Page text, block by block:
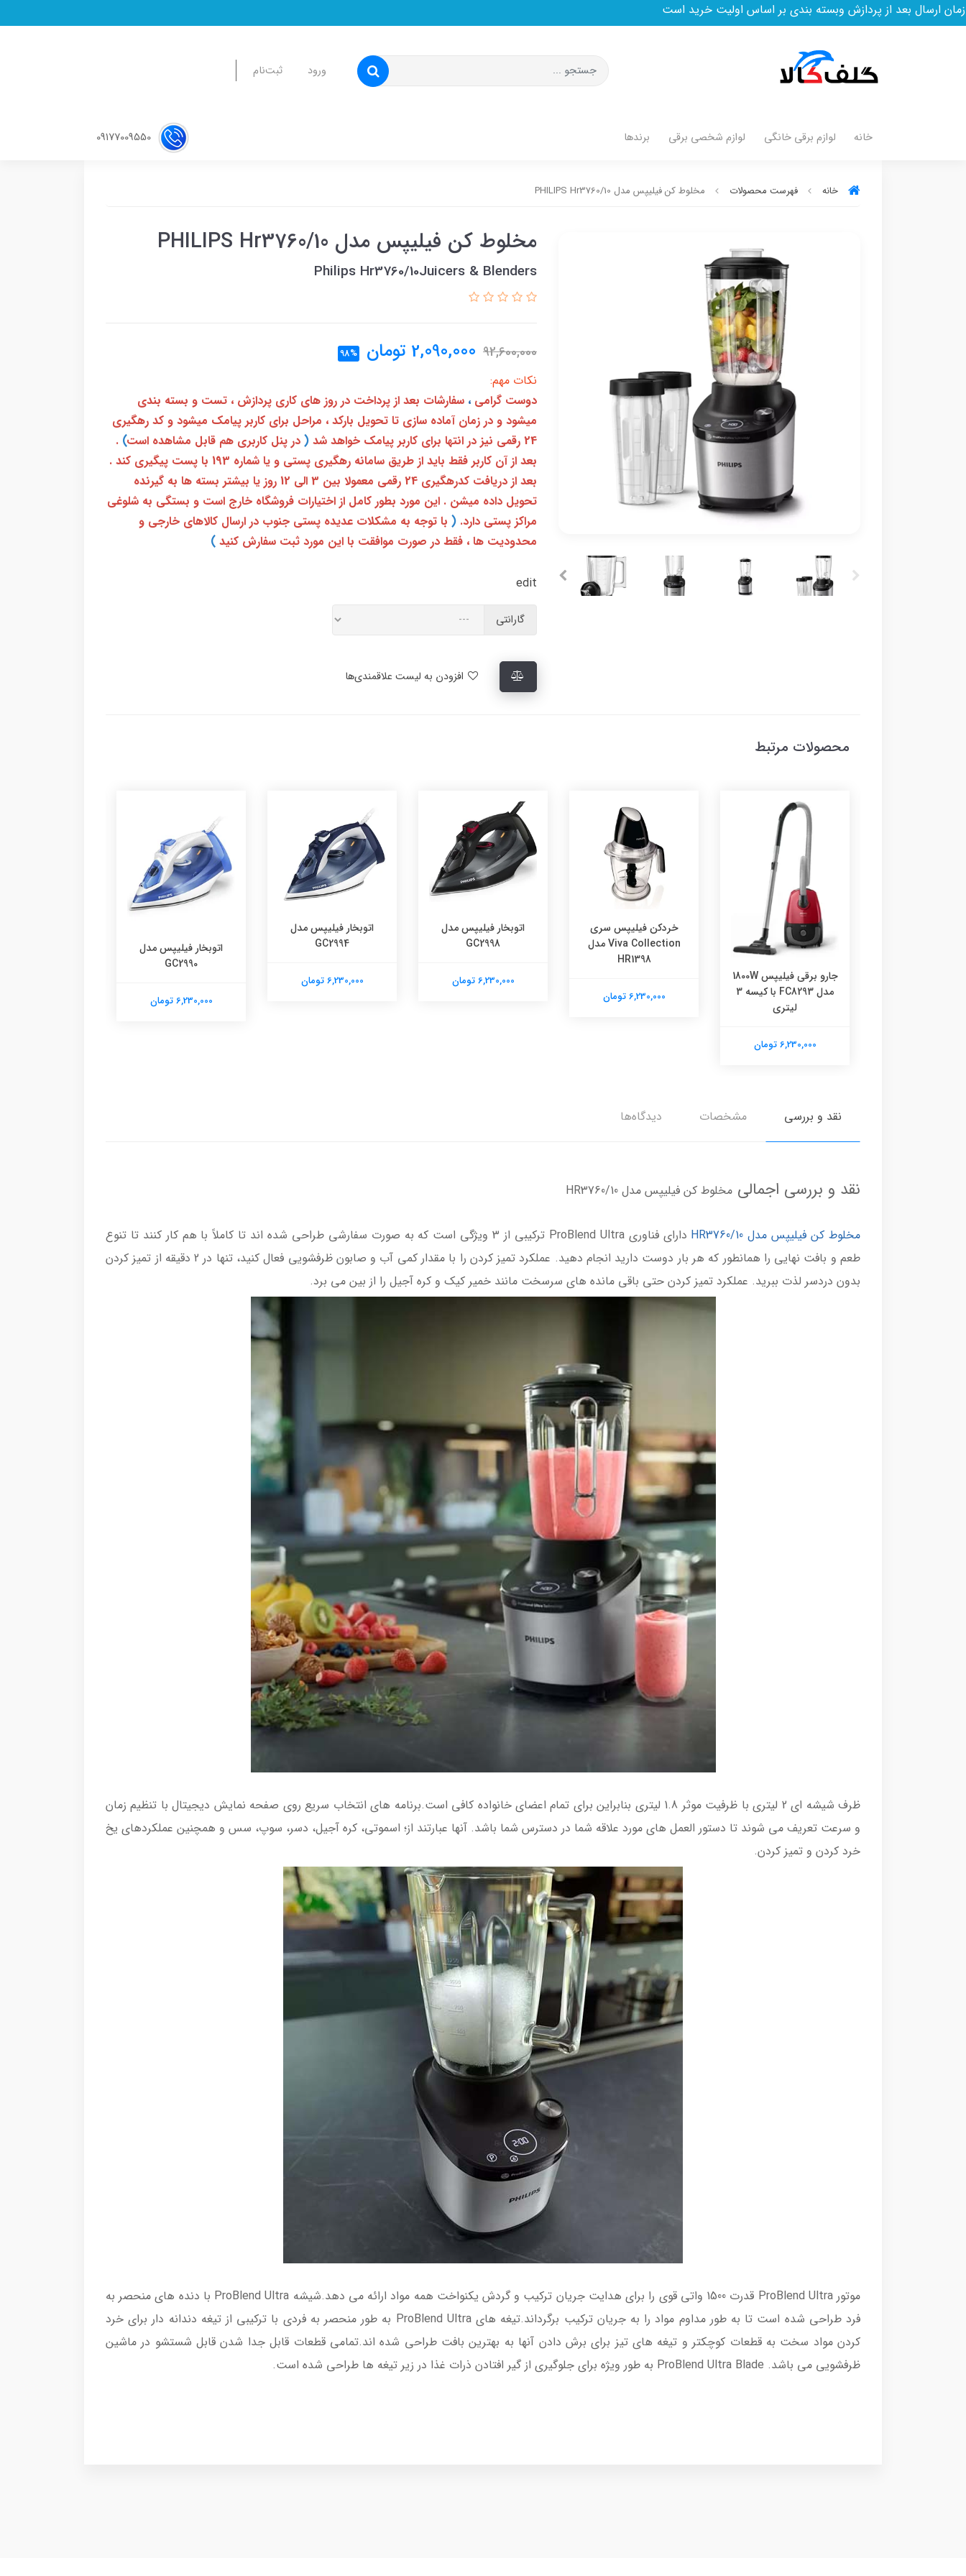
پردازش وبسته بندی بر اساس اولیت خرید است
ورود ثبت‌نام
خانه لوازم برقی خانگی لوازم شخصی برقی برندها
خانه فهرست محصولات مخلوط کن فیلیپس مدل PHILIPS Hr3760/10
مخلوط کن فیلیپس مدل PHILIPS Hr3760/10
Philips Hr3760/10Juicers & Blenders
92,600,000
2,090,000 تومان 98%
نکات مهم:
دوست گرامی ، سفارشات بعد از پرداخت در روز های کاری پردازش ، تست و بسته بندی
میشود و در زمان آماده سازی تا تحویل بارکد ، مراحل برای کاربر پیامک میشود و کد رهگیری
24 رقمی نیز در انتها برای کاربر پیامک خواهد شد
( در پنل کاربری هم قابل مشاهده است)
.
بعد از آن کاربر فقط باید از طریق سامانه رهگیری پستی و یا شماره 193 با پست پیگیری کند .
بعد از دریافت کدرهگیری 24 رقمی معمولا بین 3 الی 12 روز یا بیشتر بسته ها به گیرنده
تحویل داده میشن . این مورد بطور کامل از اختیارات فروشگاه خارج است و بستگی به شلوغی
مراکز پستی دارد. ( با توجه به مشکلات عدیده پستی جنوب در ارسال کالاهای خارجی و
محدودیت ها ، فقط در صورت موافقت با این مورد ثبت سفارش کنید )
edit
گارانتی
محصولات مرتبط
جارو برقی فیلیپس 1800W
مدل FC8293 با کیسه 3
لیتری
6,230,000 تومان
خردکن فیلیپس سری
Viva Collection مدل
HR1398
6,230,000 تومان
اتوبخار فیلیپس مدل
GC2998
6,230,000 تومان
اتوبخار فیلیپس مدل
GC2994
6,230,000 تومان
اتوبخار فیلیپس مدل
GC2990
6,230,000 تومان
نقد و بررسی مشخصات دیدگاه‌ها
نقد و بررسی اجمالی مخلوط کن فیلیپس مدل HR3760/10
مخلوط کن فیلیپس مدل HR3760/10
دارای فناوری ProBlend Ultra ترکیبی از 3 ویژگی است که به صورت سفارشی طراحی شده اند تا کاملاً با هم کار کنند تا تنوع
طعم و بافت نهایی را همانطور که هر بار دوست دارید انجام دهید. عملکرد تمیز کردن را با مقدار کمی آب و صابون ظرفشویی فعال کنید، تنها در 2 دقیقه از تمیز کردن
بدون دردسر لذت ببرید. عملکرد تمیز کردن حتی باقی مانده های سرسخت مانند خمیر کیک و کره آجیل را از بین می برد.
ظرف شیشه ای 2 لیتری با ظرفیت موثر 1.8 لیتری بنابراین برای تمام اعضای خانواده کافی است.برنامه های انتخاب سریع روی صفحه نمایش دیجیتال با تنظیم زمان
و سرعت تعریف می شوند تا دستور العمل های مورد علاقه شما در دسترس شما باشد. آنها عبارتند از؛ اسموتی، کره آجیل، دسر، سوپ، سس و همچنین عملکردهای یخ
خرد کردن و تمیز کردن.
موتور ProBlend Ultra قدرت 1500 واتی قوی را برای هدایت جریان ترکیب و گردش یکنواخت همه مواد ارائه می دهد.شیشه ProBlend Ultra با دنده های منحصر به
فرد طراحی شده است تا به طور مداوم مواد را به جریان ترکیب برگرداند.تیغه های ProBlend Ultra به طور منحصر به فردی با ترکیبی از تیغه دندانه دار برای خرد
کردن مواد سخت به قطعات کوچکتر و تیغه های تیز برای برش دادن آنها به بهترین بافت طراحی شده اند.تمامی قطعات قابل جدا شدن قابل شستشو در ماشین
ظرفشویی می باشد. ProBlend Ultra Blade به طور ویژه برای جلوگیری از گیر افتادن ذرات غذا در زیر تیغه ها طراحی شده است.